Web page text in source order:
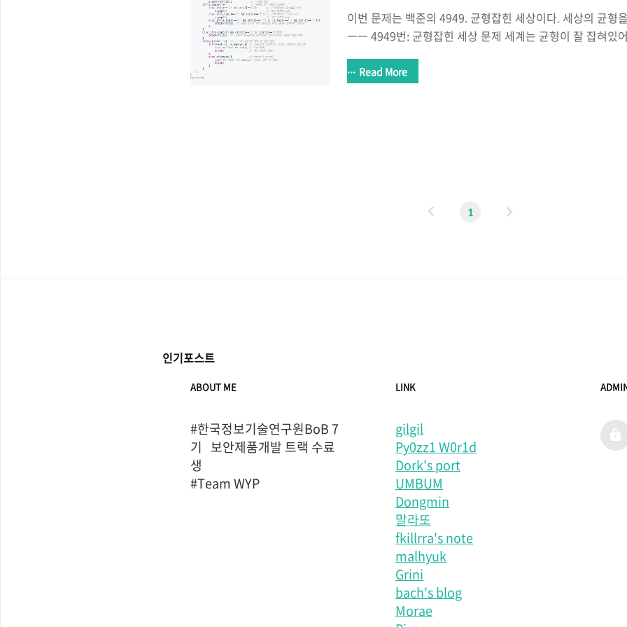
이번 문제는 백준의 4949. 균형잡힌 세상이다. 세상의 균형
ㅡㅡ 4949번: 균형잡힌 세상 문제 세계는 균형이 잘 잡혀있
을 때, 괄호들의 균형이 잘 맞춰져 있는지 판단하는 프로그램
Read More
1
다
인기포스트
ABOUT ME
#한국정보기술연구원BoB 7
기   보안제품개발 트랙 수료
생
#Team WYP
LINK
gilgil
Py0zz1 W0r1d
Dork's port
UMBUM
Dongmin
말라또
fkillrra's note
malhyuk
Grini
bach's blog
Morae